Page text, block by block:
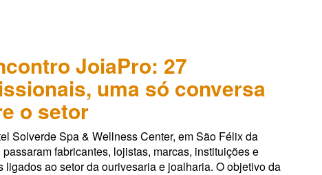
JoiaPro: 27
uma só conversa
o setor
Solverde Spa & Wellness Center, em São Félix da
passaram fabricantes, lojistas, marcas, instituições e
ligados ao setor da ourivesaria e joalharia. O objetivo da